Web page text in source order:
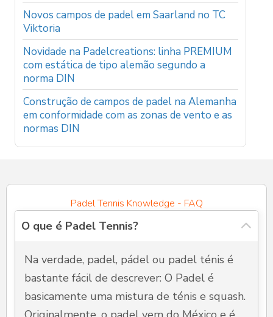
Novos campos de padel em Saarland no TC
Viktoria
Novidade na Padelcreations: linha PREMIUM
com estática de tipo alemão segundo a
norma DIN
Construção de campos de padel na Alemanha
em conformidade com as zonas de vento e as
normas DIN
Padel Tennis Knowledge - FAQ
O que é Padel Tennis?
Na verdade, padel, pádel ou padel ténis é
bastante fácil de descrever: O Padel é
basicamente uma mistura de ténis e squash.